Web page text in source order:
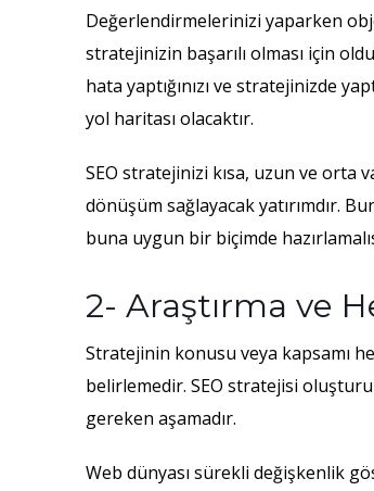
Değerlendirmelerinizi yaparken
stratejinizin başarılı olması için
hata yaptığınızı ve stratejinizde
yol haritası olacaktır.
SEO stratejinizi kısa, uzun ve orta
dönüşüm sağlayacak yatırımdır.
buna uygun bir biçimde
2- Araştırma ve
Stratejinin konusu veya kapsamı
belirlemedir. SEO stratejisi
gereken aşamadır.
Web dünyası sürekli değişkenlik